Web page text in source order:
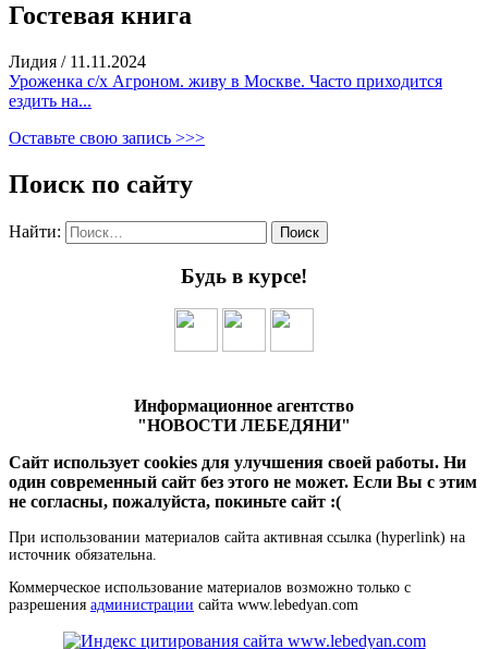
Гостевая книга
Лидия / 11.11.2024
Уроженка с/х Агроном. живу в Москве. Часто приходится
ездить на...
Оставьте свою запись >>>
Поиск по сайту
Найти:
Будь в курсе!
Информационное агентство
"НОВОСТИ ЛЕБЕДЯНИ"
Сайт использует cookies для улучшения своей работы. Ни
один современный сайт без этого не может. Если Вы с этим
не согласны, пожалуйста, покиньте сайт :(
При использовании материалов сайта активная ссылка (hyperlink) на
источник обязательна.
Коммерческое использование материалов возможно только с
разрешения администрации сайта www.lebedyan.com